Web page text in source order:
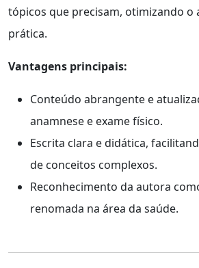
tópicos que precisam, otimizando o
prática.
Vantagens principais:
Conteúdo abrangente e
anamnese e exame físico.
Escrita clara e didática,
de conceitos complexos.
Reconhecimento da autora
renomada na área da saúde.